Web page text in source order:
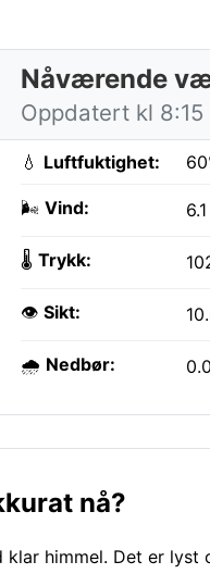
Nåværende
Oppdatert kl 8:15
💧 Luftfuktighet:
🌬️ Vind:
🌡️ Trykk:
👁️ Sikt:
🌧️ Nedbør:
nå?
klar himmel. Det er